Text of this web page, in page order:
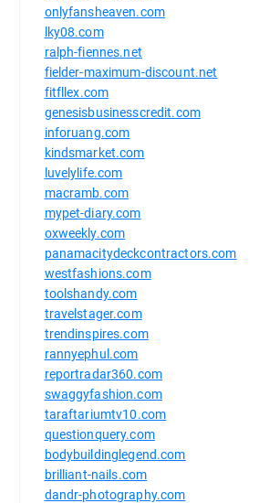
onlyfansheaven.com
lky08.com
ralph-fiennes.net
fielder-maximum-discount.net
fitfllex.com
genesisbusinesscredit.com
inforuang.com
kindsmarket.com
luvelylife.com
macramb.com
mypet-diary.com
oxweekly.com
panamacitydeckcontractors.com
westfashions.com
toolshandy.com
travelstager.com
trendinspires.com
rannyephul.com
reportradar360.com
swaggyfashion.com
taraftariumtv10.com
questionquery.com
bodybuildinglegend.com
brilliant-nails.com
dandr-photography.com